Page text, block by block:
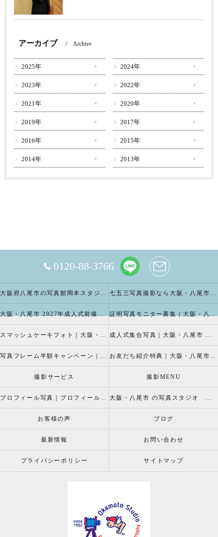
アーカイブ Archive
2025年 2024年
2023年 2022年
2021年 2020年
2019年 2017年
2016年 2015年
2014年 2013年
0120-88-3766
大阪府八尾市の写真館岡本スタジオの撮影キャンペーン 七五三写真撮影なら大阪・八尾市 の岡本スタジオへ
大阪・八尾市 2027年成人式前撮り振袖写真撮影、成人振袖レンタルなら2026年成人前撮りキャペーン開催中の岡本スタジオへ 証明写真モニター募集｜大阪・八尾市 証明写真撮影なら岡本スタジオへ！証明写真モニターモデル募集中！
スマッシュケーキフォト｜大阪・八尾市 スマッシュケーキ写真撮影、ベビーフォト撮影は岡本スタジオへ 成人式集合写真｜大阪・八尾市 友達集合写真、成人式集合写真撮影なら岡本スタジオへ
写真フレーム半額キャンペーン｜大阪・八尾市 写真撮影なら半額割引キャペーン開催中の岡本スタジオへ お友だち紹介特典｜大阪・八尾市 記念写真撮影なら岡本スタジオへ
撮影サービス 撮影MENU
プロフィール写真｜プロフィールフォト 大阪・八尾市 の写真スタジオ 岡本スタジオ2026年七五三撮影特設ページ
お客様の声 ブログ
最新情報 お問い合わせ
プライバシーポリシー サイトマップ